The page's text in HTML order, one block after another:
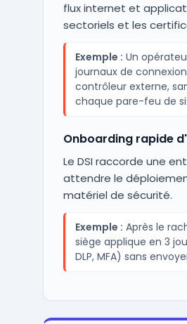
flux internet et
sectoriels et les
Exemple : Un
journaux de
contrôleur externe,
chaque pare-feu de
Onboarding rapide
Le DSI raccorde une
attendre le
matériel de sécurité.
Exemple : Après le
siège applique en 3
DLP, MFA) sans